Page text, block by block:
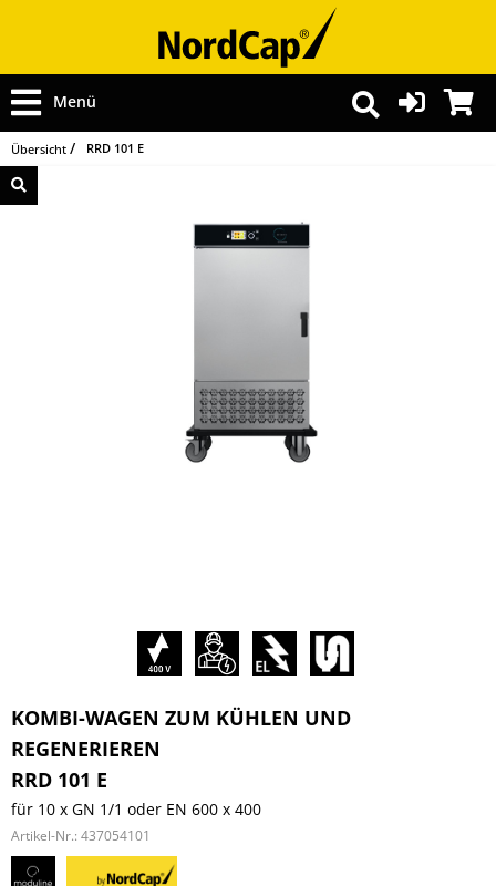
Menü
Übersicht RRD 101 E
KOMBI-WAGEN ZUM KÜHLEN UND
REGENERIEREN
RRD 101 E
für 10 x GN 1/1 oder EN 600 x 400
Artikel-Nr.: 437054101